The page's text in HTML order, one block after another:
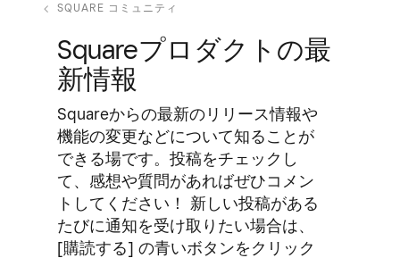
SQUARE コミュニティ
Squareプロダクトの最
新情報
Squareからの最新のリリース情報や
機能の変更などについて知ることが
できる場です。投稿をチェックし
て、感想や質問があればぜひコメン
トしてください！ 新しい投稿がある
たびに通知を受け取りたい場合は、
[購読する] の青いボタンをクリック